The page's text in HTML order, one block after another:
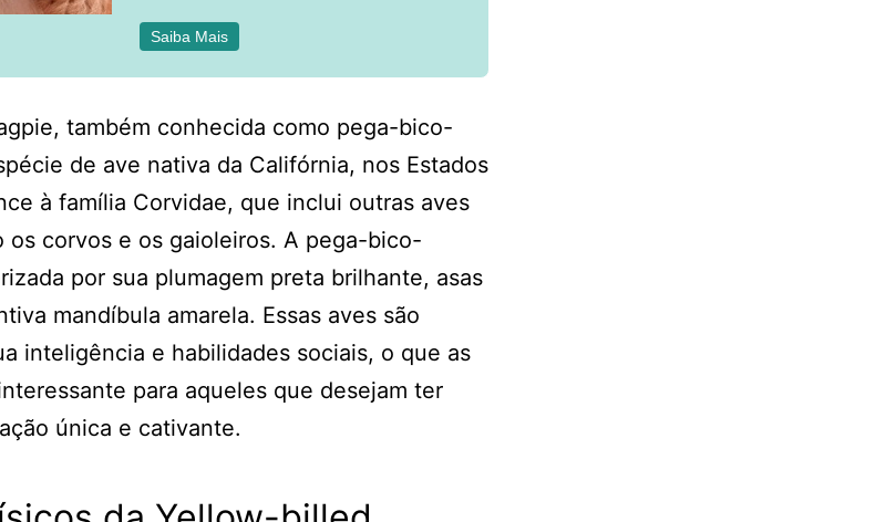
Saiba Mais
também conhecida como pega-bico-
de ave nativa da Califórnia, nos Estados
à família Corvidae, que inclui outras aves
os corvos e os gaioleiros. A pega-bico-
por sua plumagem preta brilhante, asas
mandíbula amarela. Essas aves são
inteligência e habilidades sociais, o que as
para aqueles que desejam ter
única e cativante.